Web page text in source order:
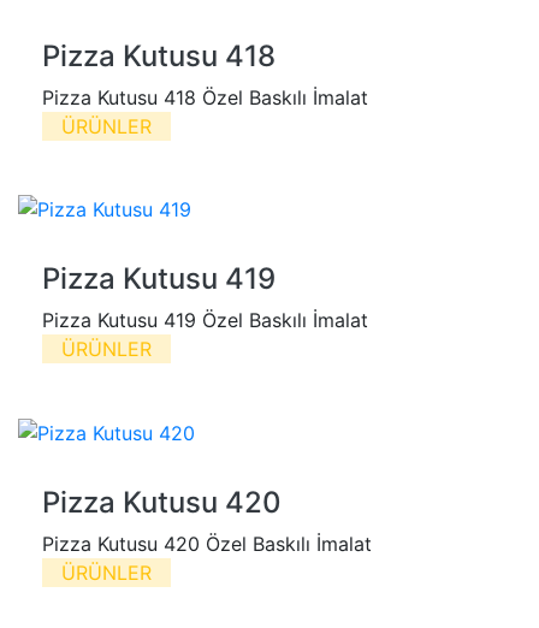
Pizza Kutusu 418
Pizza Kutusu 418 Özel Baskılı İmalat
ÜRÜNLER
Pizza Kutusu 419
Pizza Kutusu 419 Özel Baskılı İmalat
ÜRÜNLER
Pizza Kutusu 420
Pizza Kutusu 420 Özel Baskılı İmalat
ÜRÜNLER